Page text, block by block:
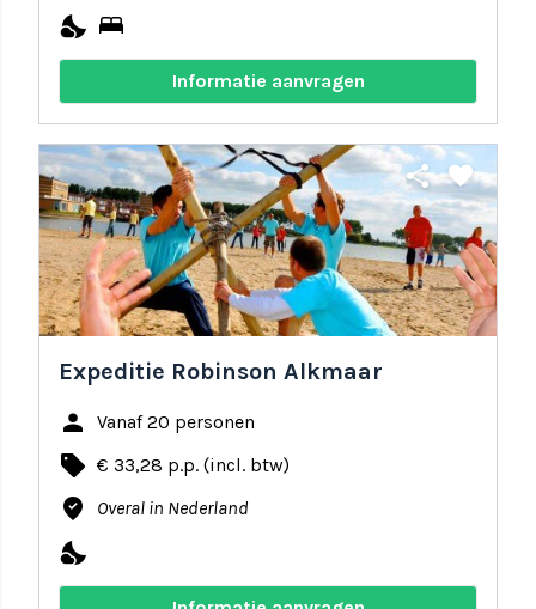
nights_stay bed
Informatie aanvragen
share favorite
Expeditie Robinson Alkmaar
person Vanaf 20 personen
local_offer € 33,28 p.p. (incl. btw)
where_to_vote Overal in Nederland
nights_stay